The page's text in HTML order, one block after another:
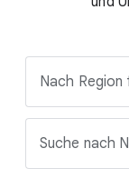
Nach Region
Suche nach